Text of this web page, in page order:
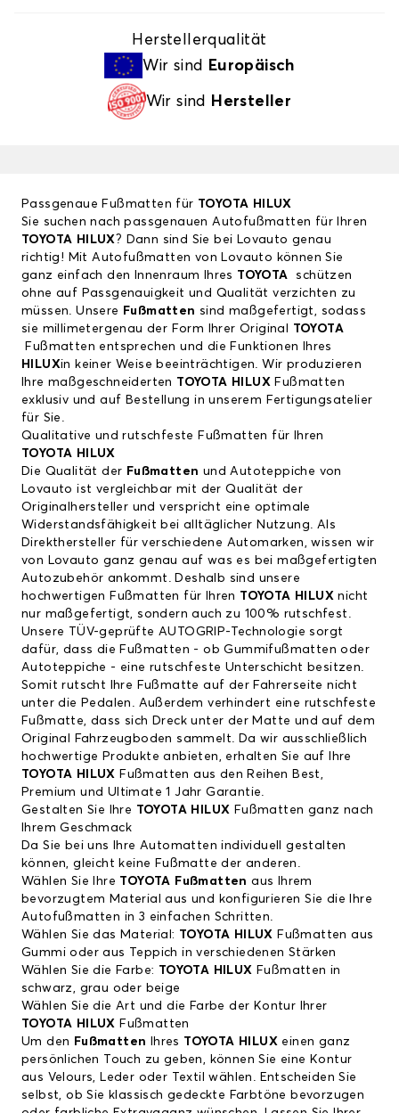
Herstellerqualität
Wir sind
Europäisch
Wir sind Hersteller
Passgenaue Fußmatten für TOYOTA HILUX
Sie suchen nach passgenauen Autofußmatten für Ihren
TOYOTA HILUX ? Dann sind Sie bei Lovauto genau
richtig! Mit Autofußmatten von Lovauto können Sie
ganz einfach den Innenraum Ihres TOYOTA
schützen
ohne auf Passgenauigkeit und Qualität verzichten zu
müssen. Unsere Fußmatten sind maßgefertigt, sodass
sie millimetergenau der Form Ihrer Original TOYOTA
Fußmatten entsprechen und die Funktionen Ihres
HILUXin keiner Weise beeinträchtigen. Wir produzieren
Ihre maßgeschneiderten TOYOTA HILUX Fußmatten
exklusiv und auf Bestellung in unserem Fertigungsatelier
für Sie.
Qualitative und rutschfeste Fußmatten für Ihren
TOYOTA HILUX
Die Qualität der Fußmatten und Autoteppiche von
Lovauto ist vergleichbar mit der Qualität der
Originalhersteller und verspricht eine optimale
Widerstandsfähigkeit bei alltäglicher Nutzung. Als
Direkthersteller für verschiedene Automarken, wissen wir
von Lovauto ganz genau auf was es bei maßgefertigten
Autozubehör ankommt. Deshalb sind unsere
hochwertigen Fußmatten für Ihren TOYOTA HILUX nicht
nur maßgefertigt, sondern auch zu 100% rutschfest.
Unsere TÜV-geprüfte AUTOGRIP-Technologie sorgt
dafür, dass die Fußmatten - ob Gummifußmatten oder
Autoteppiche - eine rutschfeste Unterschicht besitzen.
Somit rutscht Ihre Fußmatte auf der Fahrerseite nicht
unter die Pedalen. Außerdem verhindert eine rutschfeste
Fußmatte, dass sich Dreck unter der Matte und auf dem
Original Fahrzeugboden sammelt. Da wir ausschließlich
hochwertige Produkte anbieten, erhalten Sie auf Ihre
TOYOTA HILUX Fußmatten aus den Reihen Best,
Premium und Ultimate 1 Jahr Garantie.
Gestalten Sie Ihre TOYOTA HILUX Fußmatten ganz nach
Ihrem Geschmack
Da Sie bei uns Ihre Automatten individuell gestalten
können, gleicht keine Fußmatte der anderen.
Wählen Sie Ihre TOYOTA Fußmatten aus Ihrem
bevorzugtem Material aus und konfigurieren Sie die Ihre
Autofußmatten in 3 einfachen Schritten.
Wählen Sie das Material: TOYOTA HILUX Fußmatten aus
Gummi oder aus Teppich in verschiedenen Stärken
Wählen Sie die Farbe: TOYOTA HILUX Fußmatten in
schwarz, grau oder beige
Wählen Sie die Art und die Farbe der Kontur Ihrer
TOYOTA HILUX Fußmatten
Um den Fußmatten Ihres TOYOTA HILUX einen ganz
persönlichen Touch zu geben, können Sie eine Kontur
aus Velours, Leder oder Textil wählen. Entscheiden Sie
selbst, ob Sie klassisch gedeckte Farbtöne bevorzugen